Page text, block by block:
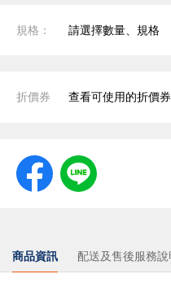
規格： 請選擇數量、規格
折價券 查看可使用的折價券
商品資訊 配送及售後服務說